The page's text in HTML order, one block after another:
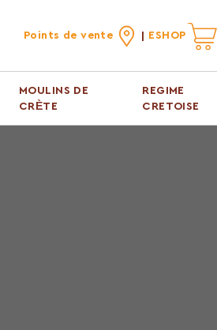
Points de vente ESHOP
MOULINS DE
CRÈTE
REGIME
CRETOISE